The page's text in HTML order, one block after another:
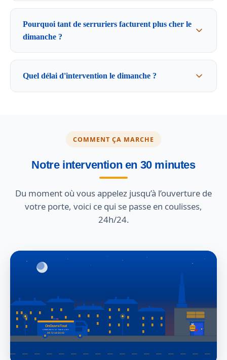
Pourquoi tant de serruriers facturent plus cher le
dimanche ?
Quel délai d'intervention le dimanche ?
COMMENT ÇA MARCHE
Notre intervention en 30 minutes
Du moment où vous appelez jusqu’à l’ouverture de
votre porte, voici ce qui se passe en coulisses,
24h/24.